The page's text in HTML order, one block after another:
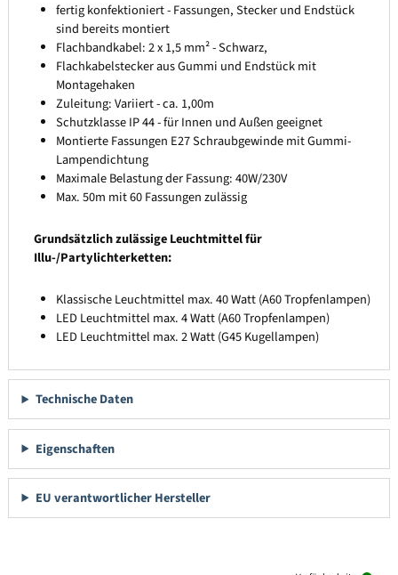
fertig konfektioniert - Fassungen, Stecker und Endstück
sind bereits montiert
Flachbandkabel: 2 x 1,5 mm² - Schwarz,
Flachkabelstecker aus Gummi und Endstück mit
Montagehaken
Zuleitung: Variiert - ca. 1,00m
Schutzklasse IP 44 - für Innen und Außen geeignet
Montierte Fassungen E27 Schraubgewinde mit Gummi-
Lampendichtung
Maximale Belastung der Fassung: 40W/230V
Max. 50m mit 60 Fassungen zulässig
Grundsätzlich zulässige Leuchtmittel für
Illu-/Partylichterketten:
Klassische Leuchtmittel max. 40 Watt (A60 Tropfenlampen)
LED Leuchtmittel max. 4 Watt (A60 Tropfenlampen)
LED Leuchtmittel max. 2 Watt (G45 Kugellampen)
Technische Daten
Eigenschaften
EU verantwortlicher Hersteller